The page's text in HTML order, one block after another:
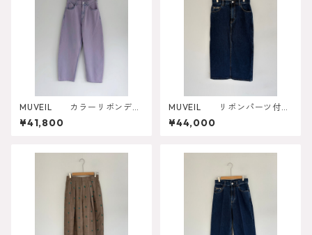
MUVEIL カラーリボンデニ
ムパンツ
¥41,800
MUVEIL リボンパーツ付デ
ニムスカート MA262FS003
¥44,000